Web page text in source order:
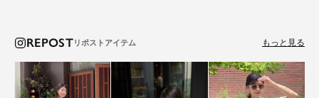
REPOST もっと見る